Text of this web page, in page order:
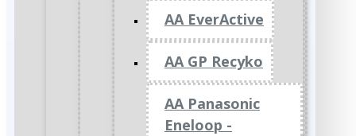
AA EverActive
AA GP Recyko
AA Panasonic
Eneloop -